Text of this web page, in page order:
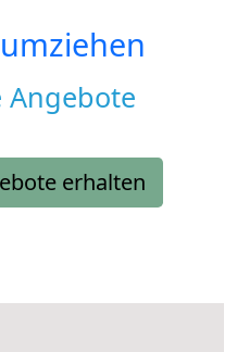
Angebote
erhalten